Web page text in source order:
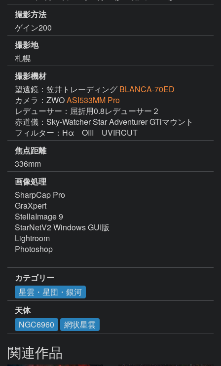
撮影方法
ゲイン200
撮影地
札幌
撮影機材
望遠鏡：笠井トレーディング BLANCA-70ED
カメラ：ZWOASI533MM Pro
レデューサー：屈折用0.8レデューサー２
赤道儀：Sky‐Watcher Star Adventurer GTiマウント
焦点距離
336mm
画像処理
SharpCap Pro
GraXpert
StellaImage 9
StarNetV2 Windows GUI版
Lightroom
Photoshop
カテゴリー
星雲・星団・銀河
天体
NGC6960
網状星雲
関連作品